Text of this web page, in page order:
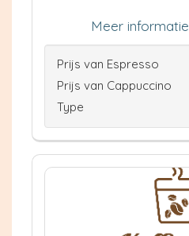
Meer informatie
Prijs van Espresso
Prijs van Cappuccino
Type